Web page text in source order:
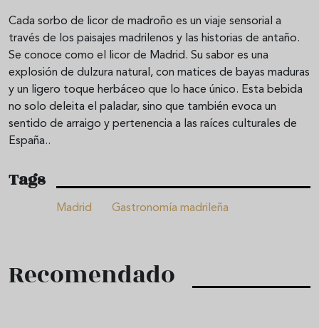
Cada sorbo de licor de madroño es un viaje sensorial a
través de los paisajes madrilenos y las historias de antaño.
Se conoce como el licor de Madrid. Su sabor es una
explosión de dulzura natural, con matices de bayas maduras
y un ligero toque herbáceo que lo hace único. Esta bebida
no solo deleita el paladar, sino que también evoca un
sentido de arraigo y pertenencia a las raíces culturales de
España..
Tags
Madrid Gastronomía madrileña
Recomendado